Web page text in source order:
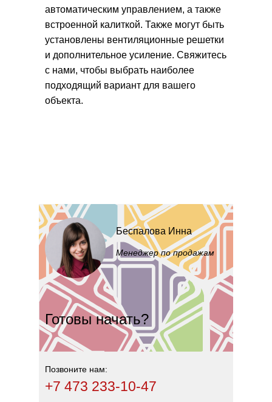
автоматическим управлением, а также
встроенной калиткой. Также могут быть
установлены вентиляционные решетки
и дополнительное усиление. Свяжитесь
с нами, чтобы выбрать наиболее
подходящий вариант для вашего
объекта.
Готовы начать?
Позвоните нам:
+7 473 233-10-47
Беспалова Инна
Менеджер по продажам